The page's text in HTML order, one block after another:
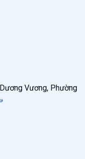
nén khí không
Vương, Phường